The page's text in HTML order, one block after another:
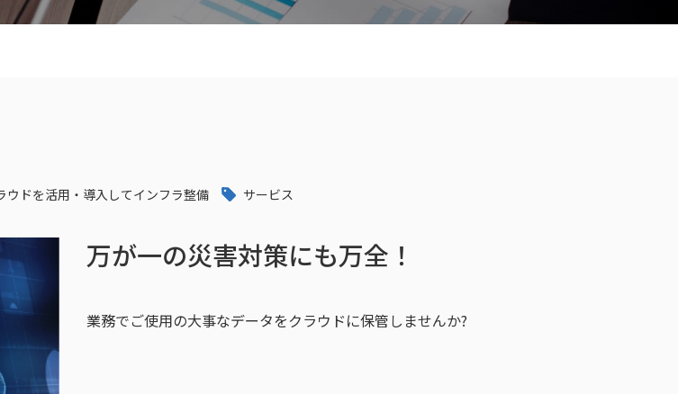
ウドを活用・導入してインフラ整備 サービス
万が一の災害対策にも万全！
業務でご使用の大事なデータをクラウドに保管しませんか?